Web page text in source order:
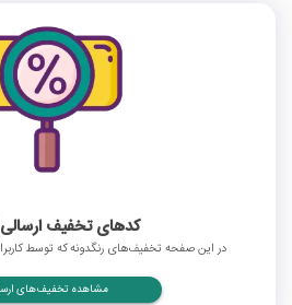
کدهای تخفیف ارسالی
در این صفحه تخفیف‌های رنگدونه که توسط
مشاهده تخفیف‌های